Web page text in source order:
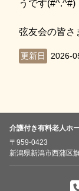
うです(#^.^#)
弦友会の皆さ
更新日 2026-
介護付き有料老人ホ
〒959-0423
新潟県新潟市西蒲区